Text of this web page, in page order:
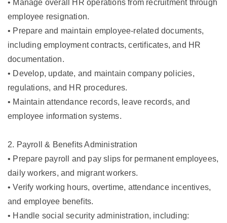
• Manage overall HR operations from recruitment through
employee resignation.
• Prepare and maintain employee-related documents,
including employment contracts, certificates, and HR
documentation.
• Develop, update, and maintain company policies,
regulations, and HR procedures.
• Maintain attendance records, leave records, and
employee information systems.
2. Payroll & Benefits Administration
• Prepare payroll and pay slips for permanent employees,
daily workers, and migrant workers.
• Verify working hours, overtime, attendance incentives,
and employee benefits.
• Handle social security administration, including: